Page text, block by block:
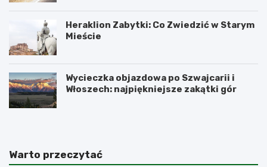
Heraklion Zabytki: Co Zwiedzić w Starym
Mieście
Wycieczka objazdowa po Szwajcarii i
Włoszech: najpiękniejsze zakątki gór
Warto przeczytać